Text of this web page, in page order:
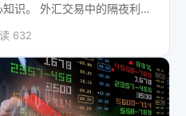
的隔夜利
632